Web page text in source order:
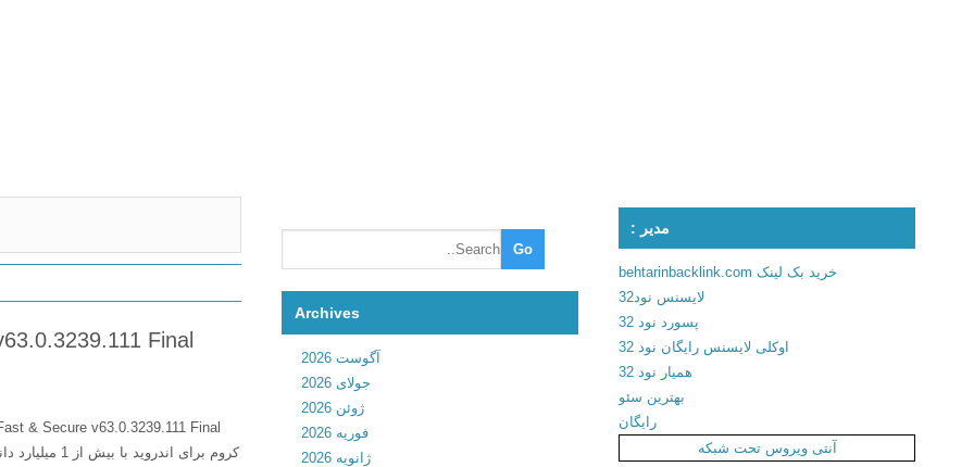
Archives
آگوست 2026
جولای 2026
ژوئن 2026
فوریه 2026
ژانویه 2026
مدیر :
خرید بک لینک behtarinbacklink.com
لایسنس نود32
پسورد نود 32
اوکلی لایسنس رایگان نود 32
همیار نود 32
بهترین سئو
رایگان
آنتی ویروس تحت شبکه